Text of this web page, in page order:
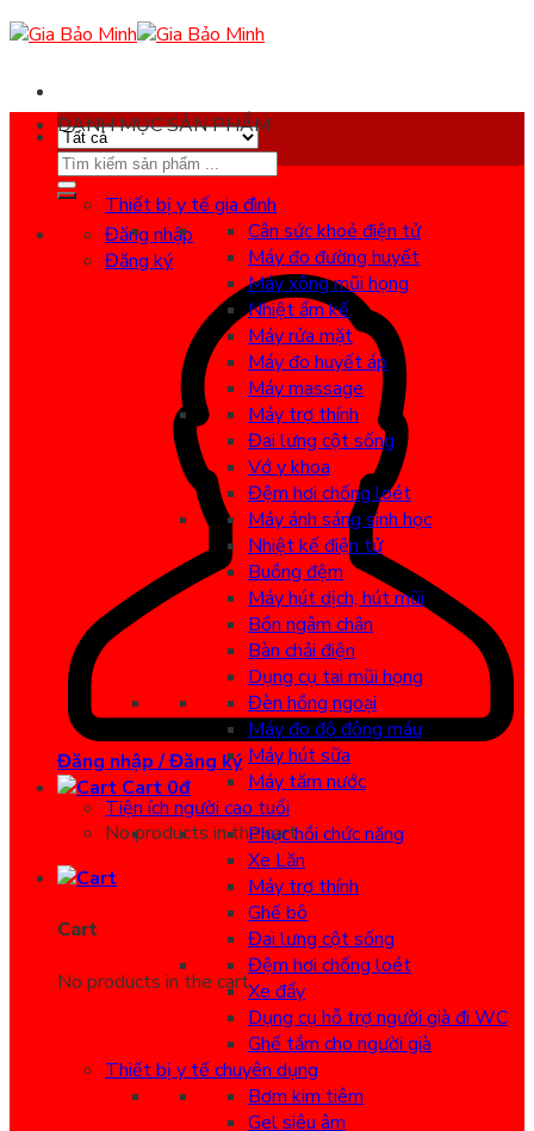
Skip
to
Search
for:
Đăng nhập
Đăng ký
Đăng nhập / Đăng ký
Cart 0đ
No products in the cart.
Cart
No products in the cart.
DANH MỤC SẢN PHẨM
Thiết bị y tế gia đình
Cân sức khoẻ điện tử
Máy đo đường huyết
Máy xông mũi họng
Nhiệt ẩm kế
Máy rửa mặt
Máy đo huyết áp
Máy massage
Máy trợ thính
Đai lưng cột sống
Vớ y khoa
Đệm hơi chống loét
Máy ánh sáng sinh học
Nhiệt kế điện tử
Buồng đệm
Máy hút dịch, hút mũi
Bồn ngâm chân
Bàn chải điện
Dụng cụ tai mũi họng
Đèn hồng ngoại
Máy đo độ đông máu
Máy hút sữa
Máy tăm nước
Tiện ích người cao tuổi
Phục hồi chức năng
Xe Lăn
Máy trợ thính
Ghế bô
Đai lưng cột sống
Đệm hơi chống loét
Xe đẩy
Dụng cụ hỗ trợ người già đi WC
Ghế tắm cho người già
Thiết bị y tế chuyên dụng
Bơm kim tiêm
Gel siêu âm